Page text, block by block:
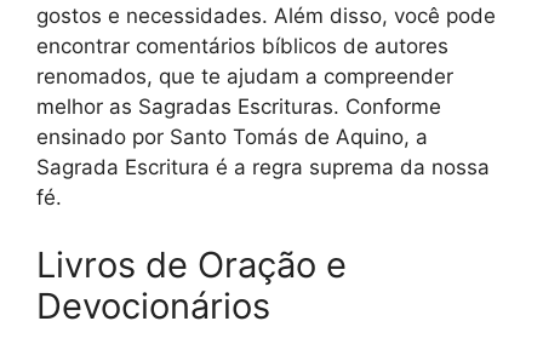
gostos e necessidades. Além disso, você pode
encontrar comentários bíblicos de autores
renomados, que te ajudam a compreender
melhor as Sagradas Escrituras. Conforme
ensinado por Santo Tomás de Aquino, a
Sagrada Escritura é a regra suprema da nossa
fé.
Livros de Oração e
Devocionários